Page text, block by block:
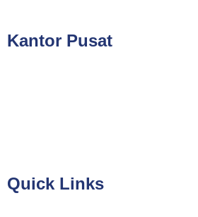
Kantor Pusat
Quick Links